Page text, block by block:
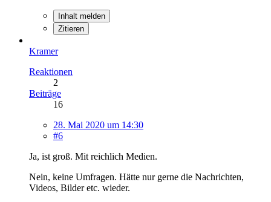
Inhalt melden
Zitieren
Kramer
Reaktionen
2
Beiträge
16
28. Mai 2020 um 14:30
#6
Ja, ist groß. Mit reichlich Medien.
Nein, keine Umfragen. Hätte nur gerne die Nachrichten,
Videos, Bilder etc. wieder.